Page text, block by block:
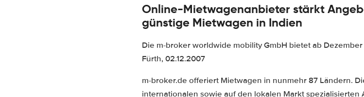
Online-Mietwagenanbieter stärkt
günstige Mietwagen in Indien
Die m-broker worldwide mobility GmbH bietet ab
Fürth, 02.12.2007
m-broker.de offeriert Mietwagen in nunmehr 87 Ländern.
internationalen sowie auf den lokalen Markt spezialisierten